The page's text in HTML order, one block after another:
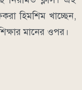
হিমশিম খাচ্ছেন,
মানের ওপর।